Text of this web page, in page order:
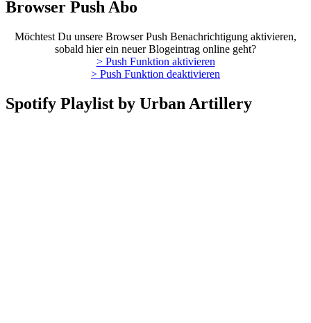
Browser Push Abo
Möchtest Du unsere Browser Push Benachrichtigung aktivieren,
sobald hier ein neuer Blogeintrag online geht?
> Push Funktion aktivieren
> Push Funktion deaktivieren
Spotify Playlist by Urban Artillery